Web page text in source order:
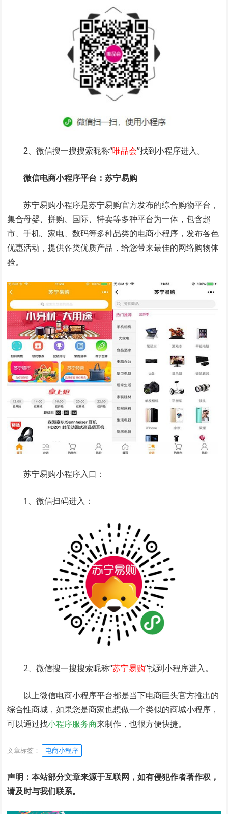
2、微信搜一搜搜索昵称“唯品会”找到小程序进入。
微信电商小程序平台：苏宁易购
苏宁易购小程序是苏宁易购官方发布的综合购物平台，
集合母婴、拼购、国际、特卖等多种平台为一体，包含超
市、手机、家电、数码等多种品类的电商小程序，发布各色
优惠活动，提供各类优质产品，给您带来最佳的网络购物体
验。
苏宁易购小程序入口：
1、微信扫码进入：
2、微信搜一搜搜索昵称“苏宁易购”找到小程序进入。
以上微信电商小程序平台都是当下电商巨头官方推出的
综合性商城，如果您是商家也想做一个类似的商城小程序，
可以通过找小程序服务商来制作，也很方便快捷。
文章标签： 电商小程序
声明：本站部分文章来源于互联网，如有侵犯作者著作权，
请及时与我们联系。